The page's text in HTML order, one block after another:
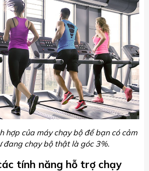
hợp của máy chạy bộ để bạn có cảm
đang chạy bộ thật là góc 3%.
tính năng hỗ trợ chạy